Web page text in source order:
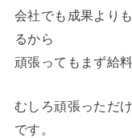
会社でも成果より
るから
頑張ってもまず給
むしろ頑張っただ
です。